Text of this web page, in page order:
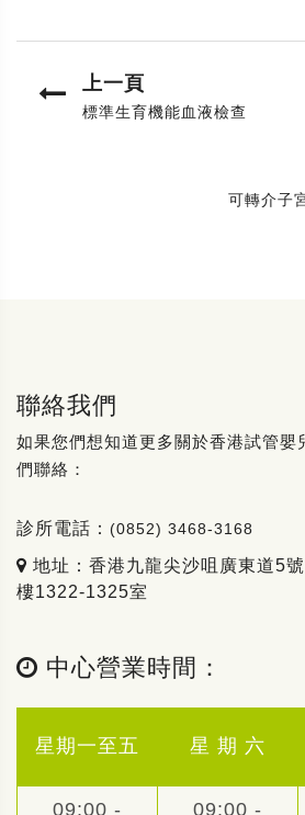
上一頁
標準生育機能血液檢查
可轉介子
聯絡我們
如果您們想知道更多關於香港試管嬰
們聯絡：
診所電話： (0852) 3468-3168
地址：香港九龍尖沙咀廣東道5
樓1322-1325室
中心營業時間：
星期一至五 星 期 六
09:00 - 09:00 -